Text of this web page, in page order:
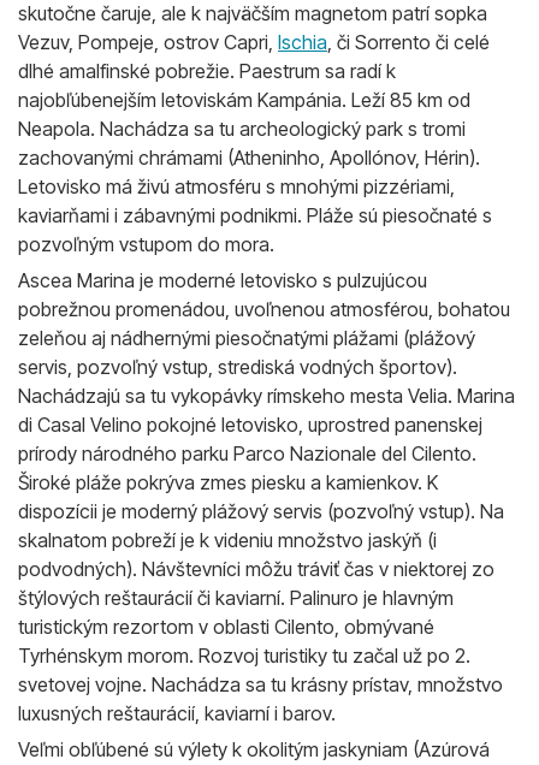
skutočne čaruje, ale k najväčším magnetom patrí sopka
Vezuv, Pompeje, ostrov Capri, Ischia, či Sorrento či celé
dlhé amalfinské pobrežie. Paestrum sa radí k
najobľúbenejším letoviskám Kampánia. Leží 85 km od
Neapola. Nachádza sa tu archeologický park s tromi
zachovanými chrámami (Atheninho, Apollónov, Hérin).
Letovisko má živú atmosféru s mnohými pizzériami,
kaviarňami i zábavnými podnikmi. Pláže sú piesočnaté s
pozvoľným vstupom do mora.
Ascea Marina je moderné letovisko s pulzujúcou
pobrežnou promenádou, uvoľnenou atmosférou, bohatou
zeleňou aj nádhernými piesočnatými plážami (plážový
servis, pozvoľný vstup, strediská vodných športov).
Nachádzajú sa tu vykopávky rímskeho mesta Velia. Marina
di Casal Velino pokojné letovisko, uprostred panenskej
prírody národného parku Parco Nazionale del Cilento.
Široké pláže pokrýva zmes piesku a kamienkov. K
dispozícii je moderný plážový servis (pozvoľný vstup). Na
skalnatom pobreží je k videniu množstvo jaskýň (i
podvodných). Návštevníci môžu tráviť čas v niektorej zo
štýlových reštaurácií či kaviarní. Palinuro je hlavným
turistickým rezortom v oblasti Cilento, obmývané
Tyrhénskym morom. Rozvoj turistiky tu začal už po 2.
svetovej vojne. Nachádza sa tu krásny prístav, množstvo
luxusných reštaurácií, kaviarní i barov.
Veľmi obľúbené sú výlety k okolitým jaskyniam (Azúrová